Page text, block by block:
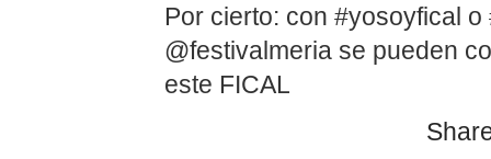
Por cierto: con #yosoyfical
@festivalmeria se pueden
este FICAL